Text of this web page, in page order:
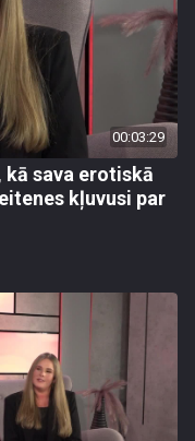
00:03:29
sava erotiskā
kļuvusi par